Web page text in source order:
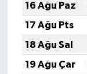
16 Ağu Paz
17 Ağu Pts
18 Ağu Sal
19 Ağu Çar